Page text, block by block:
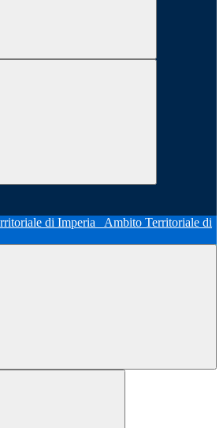
Ambito Territoriale di